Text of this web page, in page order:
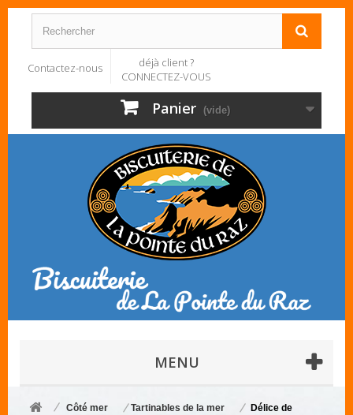
Contactez-nous
déjà client ?
CONNECTEZ-VOUS
Panier (vide)
MENU
Côté mer Tartinables de la mer
Délice de